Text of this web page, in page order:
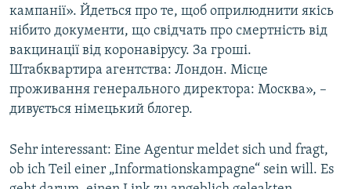
кампанії». Йдеться про те, щоб оприлюднити якісь
нібито документи, що свідчать про смертність від
вакцинації від коронавірусу. За гроші.
Штабквартира агентства: Лондон. Місце
проживання генерального директора: Москва», –
дивується німецький блогер.
Sehr interessant: Eine Agentur meldet sich und fragt,
ob ich Teil einer „Informationskampagne“ sein will. Es